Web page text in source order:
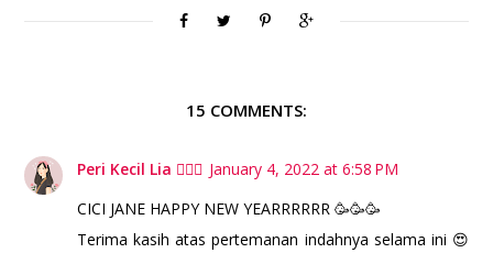
15 COMMENTS:
Peri Kecil Lia 🧚🏻‍♀️ January 4, 2022 at 6:58 PM
CICI JANE HAPPY NEW YEARRRRRR 🥳🥳🥳
Terima kasih atas pertemanan indahnya selama ini 😍